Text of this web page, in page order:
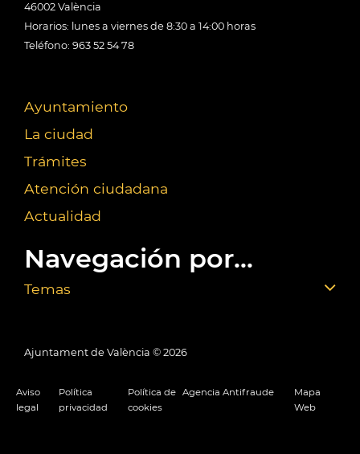
46002 València
Horarios: lunes a viernes de 8:30 a 14:00 horas
Teléfono: 963 52 54 78
Ayuntamiento
La ciudad
Trámites
Atención ciudadana
Actualidad
Navegación por...
Temas
Ajuntament de València © 2026
Aviso
legal
Política
privacidad
Política de
cookies
Agencia Antifraude
Mapa
Web